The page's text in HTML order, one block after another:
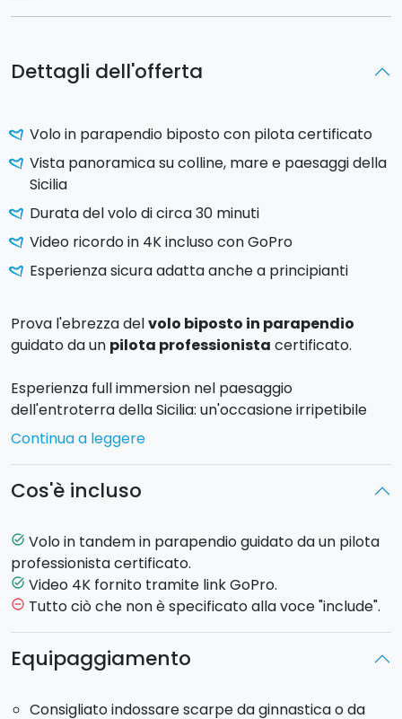
Dettagli dell'offerta
Volo in parapendio biposto con pilota certificato
Vista panoramica su colline, mare e paesaggi della
Sicilia
Durata del volo di circa 30 minuti
Video ricordo in 4K incluso con GoPro
Esperienza sicura adatta anche a principianti
Prova l'ebrezza delvolo biposto in parapendio
guidato da un pilota professionista certificato.
Esperienza full immersion nel paesaggio
dell'entroterra della Sicilia: un'occasione irripetibile
per godere di scenari unici da punti di vista insoliti e
indimenticabili. Durante il volo distese di verde e di
emozioni mozzafiato.
Durata del volo in parapendio: 30minuti.
Il prezzo include ilVideo 4K fornito tramite link GoPro,
per non dimenticare mai l'adrenalina provata.
Se le condizioni meteo non fossero idonee, l'istruttore
ti contatterà il giorno prima del volo per cambiare il
Possono volare tutti i maggiorenni in buone condizioni
Continua a leggere
Cos'è incluso
task_alt Volo in tandem in parapendio guidato da un pilota
professionista certificato.
task_alt Video 4K fornito tramite link GoPro.
remove_circle_outline Tutto ciò che non è specificato alla voce "include".
Equipaggiamento
Consigliato indossare scarpe da ginnastica o da